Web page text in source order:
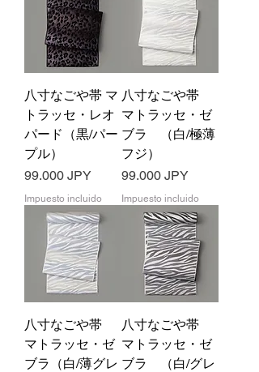
八寸なごや帯 マ
トラッセ・レオ
パード（黒/パー
プル）
Precio
99.000 JPY
Impuesto incluido
八寸なごや帯
マトラッセ・ゼ
ブラ （白/極薄
フジ）
Precio
99.000 JPY
Impuesto incluido
八寸なごや帯
マトラッセ・ゼ
ブラ（白/薄グレ
八寸なごや帯
マトラッセ・ゼ
ブラ （白/グレ